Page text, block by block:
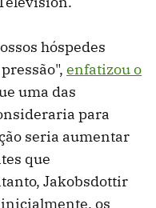
hóspedes
enfatizou o
uma das
para
seria aumentar
que
Jakobsdottir
os